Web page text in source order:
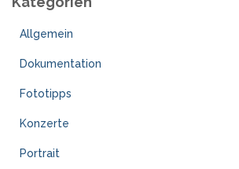
n
Allgemein
Dokumentation
Fototipps
Konzerte
Portrait